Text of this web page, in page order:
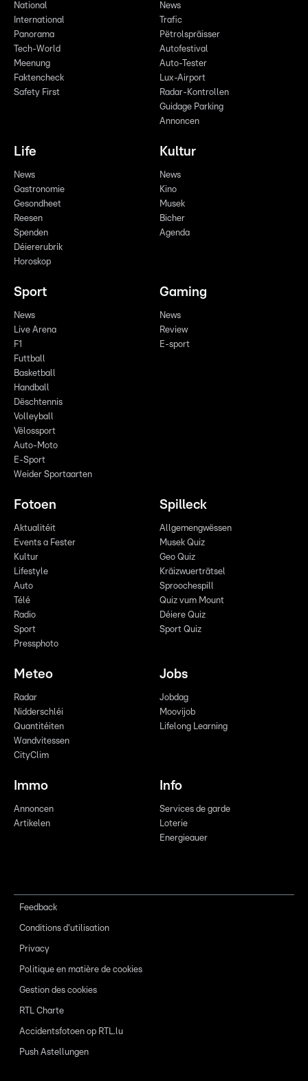
National
International
Panorama
Tech-World
Meenung
Faktencheck
Safety First
News
Trafic
Pëtrolspräisser
Autofestival
Auto-Tester
Lux-Airport
Radar-Kontrollen
Guidage Parking
Annoncen
Life
News
Gastronomie
Gesondheet
Reesen
Spenden
Déiererubrik
Horoskop
Kultur
News
Kino
Musek
Bicher
Agenda
Sport
News
Live Arena
F1
Futtball
Basketball
Handball
Dëschtennis
Volleyball
Vëlossport
Auto-Moto
E-Sport
Weider Sportaarten
Gaming
News
Review
E-sport
Fotoen
Aktualitéit
Events a Fester
Kultur
Lifestyle
Auto
Télé
Radio
Sport
Pressphoto
Spilleck
Allgemengwëssen
Musek Quiz
Geo Quiz
Kräizwuerträtsel
Sproochespill
Quiz vum Mount
Déiere Quiz
Sport Quiz
Meteo
Radar
Nidderschléi
Quantitéiten
Wandvitessen
CityClim
Jobs
Jobdag
Moovijob
Lifelong Learning
Immo
Annoncen
Artikelen
Info
Services de garde
Loterie
Energieauer
Feedback
Conditions d'utilisation
Privacy
Politique en matière de cookies
Gestion des cookies
RTL Charte
Accidentsfotoen op RTL.lu
Push Astellungen